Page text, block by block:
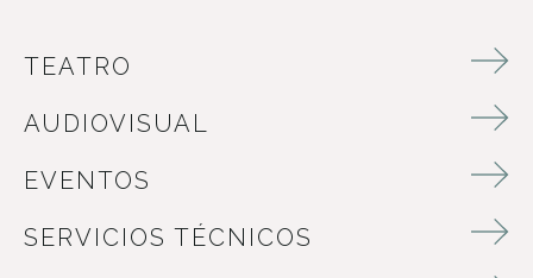
TEATRO
AUDIOVISUAL
EVENTOS
SERVICIOS TÉCNICOS